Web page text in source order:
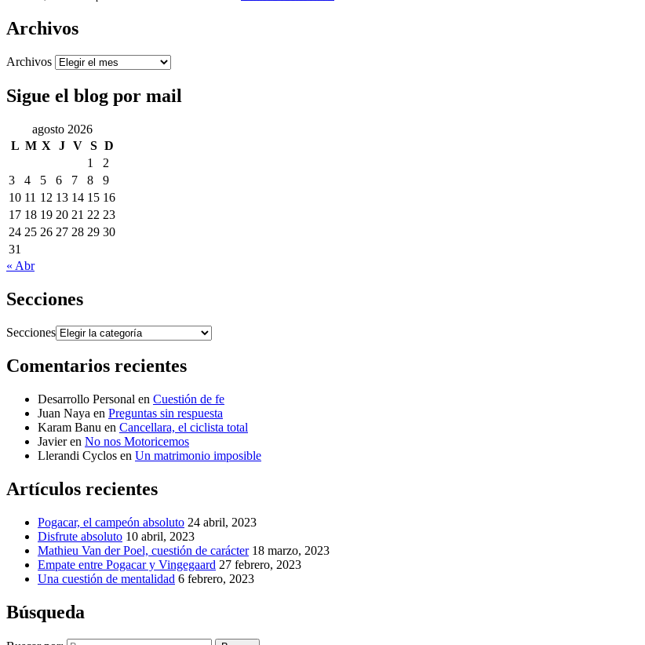
Archivos
Archivos
Sigue el blog por mail
agosto 2026
L M X J V S D
1
2
3
4 5 6 7 8
9
10 11 12 13 14 15 16
17 18 19 20 21 22 23
24 25 26 27 28 29 30
31
« Abr
Secciones
Secciones
Comentarios recientes
Desarrollo Personal en Cuestión de fe
Juan Naya en Preguntas sin respuesta
Karam Banu en Cancellara, el ciclista total
Javieren No nos Motoricemos
Llerandi Cyclos en Un matrimonio imposible
Artículos recientes
Pogacar, el campeón absoluto 24 abril, 2023
Disfrute absoluto 10 abril, 2023
Mathieu Van der Poel, cuestión de carácter 18 marzo, 2023
Empate entre Pogacar y Vingegaard 27 febrero, 2023
Una cuestión de mentalidad 6 febrero, 2023
Búsqueda